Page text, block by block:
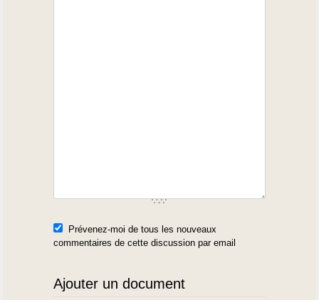
Prévenez-moi de tous les nouveaux
commentaires de cette discussion par email
Ajouter un document